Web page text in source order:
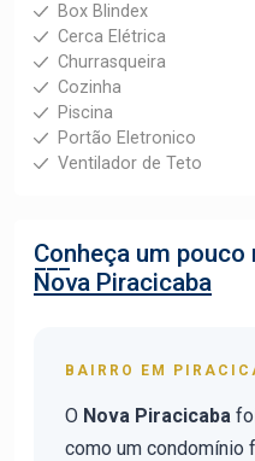
Box Blindex
Cerca Elétrica
Churrasqueira
Cozinha
Piscina
Portão Eletronico
Ventilador de Teto
Conheça um
Nova Piracicaba
BAIRRO EM
O Nova Piracicaba
como um condomínio